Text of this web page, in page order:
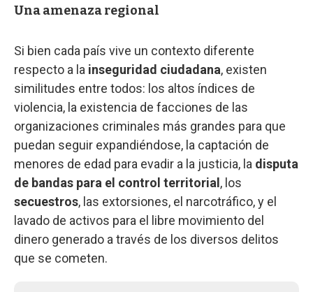
Una amenaza regional
Si bien cada país vive un contexto diferente
respecto a la inseguridad ciudadana, existen
similitudes entre todos: los altos índices de
violencia, la existencia de facciones de las
organizaciones criminales más grandes para que
puedan seguir expandiéndose, la captación de
menores de edad para evadir a la justicia, la disputa
de bandas para el control territorial , los
secuestros, las extorsiones, el narcotráfico, y el
lavado de activos para el libre movimiento del
dinero generado a través de los diversos delitos
que se cometen.